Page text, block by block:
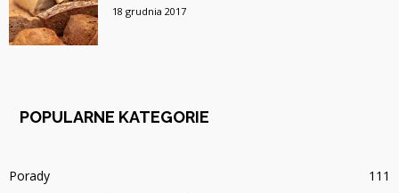
18 grudnia 2017
POPULARNE KATEGORIE
Porady
111